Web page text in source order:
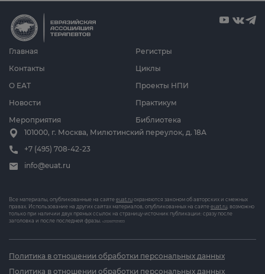
Главная
О ЕАТ
Новости
Мероприятия
Циклы
Проекты НПИ
Практикум
Библиотека
Регистры
Контакты
101000, г. Москва, Милютинский переулок, д. 18А
+7 (495) 708-42-23
info@euat.ru
Все материалы, опубликованные на сайте euat.ru охраняются законом об авторских и смежных
правах. Использование на других сайтах материалов, опубликованных на сайте euat.ru, возможно
только при наличии двух прямых ссылок на страницу-источник публикации: сразу после
заголовка и после последней фразы. v202607031833
Политика в отношении обработки персональных данных
Политика в отношении обработки персональных данных